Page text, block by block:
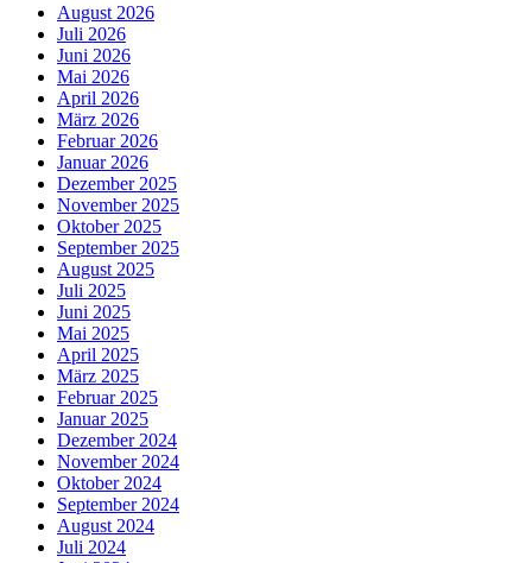
August 2026
Juli 2026
Juni 2026
Mai 2026
April 2026
März 2026
Februar 2026
Januar 2026
Dezember 2025
November 2025
Oktober 2025
September 2025
August 2025
Juli 2025
Juni 2025
Mai 2025
April 2025
März 2025
Februar 2025
Januar 2025
Dezember 2024
November 2024
Oktober 2024
September 2024
August 2024
Juli 2024